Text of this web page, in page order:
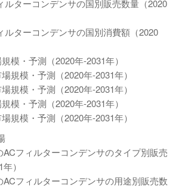
ルターコンデンサの国別販売数量（2020
ルターコンデンサの国別消費額（2020
模・予測（2020年-2031年）
規模・予測（2020年-2031年）
規模・予測（2020年-2031年）
模・予測（2020年-2031年）
規模・予測（2020年-2031年）
フィルターコンデンサのタイプ別販売
）
フィルターコンデンサの用途別販売数